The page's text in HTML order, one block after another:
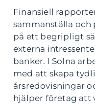
Finansiell
sammanställa och
på ett begripligt
externa
banker. I Solna
med att skapa
årsredovisningar
hjälper företag att